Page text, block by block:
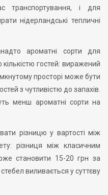
транспортування, і для
нідерландські тепличні
ароматні сорти для
гостей: виражений
просторі може бути
з чутливістю до запахів.
менш ароматні сорти на
різницю у вартості між
різниця між класичним
становити 15-20 грн за
виливається у суттєву